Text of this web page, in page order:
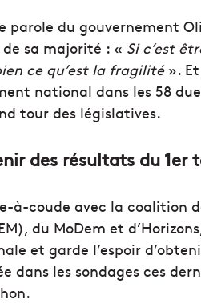
parole du gouvernement
sa majorité : « Si c’est
ce qu’est la fragilité». Et
national dans les 58
tour des législatives.
des résultats du 1er
à-coude avec la coalition
du MoDem et
et garde l’espoir
dans les sondages ces